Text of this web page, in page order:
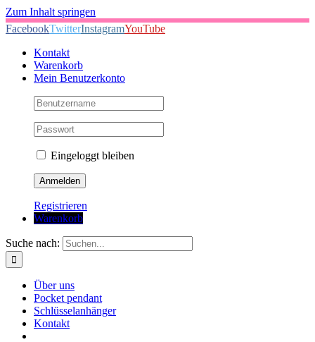
Zum Inhalt springen
FacebookTwitterInstagramYouTube
Kontakt
Warenkorb
Mein Benutzerkonto
Eingeloggt bleiben
Registrieren
Warenkorb
Suche nach:
Über uns
Pocket pendant
Schlüsselanhänger
Kontakt